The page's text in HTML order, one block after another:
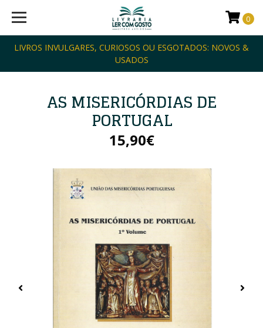
LIVROS INVULGARES, CURIOSOS OU ESGOTADOS: NOVOS &
USADOS
0
AS MISERICÓRDIAS DE
PORTUGAL
15,90€